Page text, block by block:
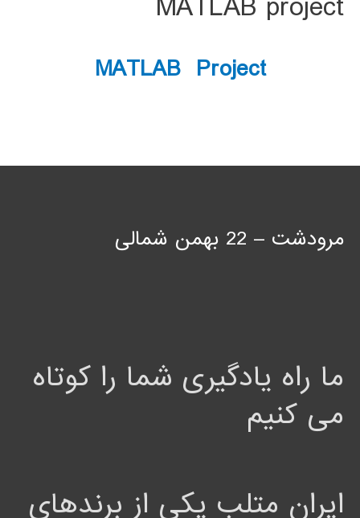
MATLAB Project
مرودشت – 22 بهمن شمالی
ما راه یادگیری شما را کوتاه
می کنیم
ایران متلب یکی از برندهای